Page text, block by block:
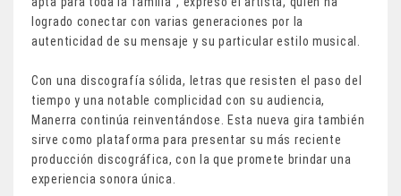
logrado conectar con varias generaciones por la
autenticidad de su mensaje y su particular estilo musical.
Con una discografía sólida, letras que resisten el paso del
tiempo y una notable complicidad con su audiencia,
Manerra continúa reinventándose. Esta nueva gira también
sirve como plataforma para presentar su más reciente
producción discográfica, con la que promete brindar una
experiencia sonora única.